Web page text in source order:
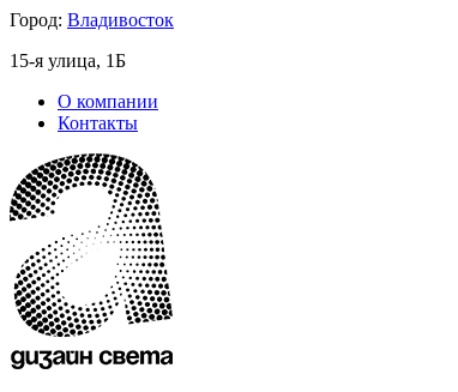
Город: Владивосток
15-я улица, 1Б
О компании
Контакты